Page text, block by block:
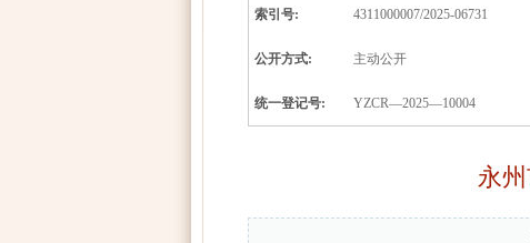
索引号: 4311000007/2025-06731
公开方式: 主动公开
统一登记号: YZCR—2025—10004
永